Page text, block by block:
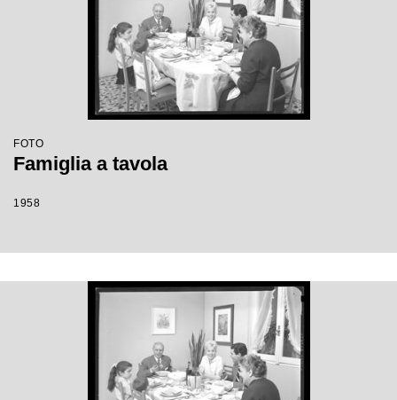
FOTO
Famiglia a tavola
1958